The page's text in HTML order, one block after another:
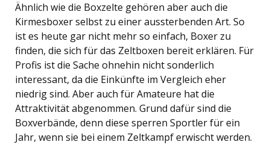
Ähnlich wie die Boxzelte gehören aber auch die
Kirmesboxer selbst zu einer aussterbenden Art. So
ist es heute gar nicht mehr so einfach, Boxer zu
finden, die sich für das Zeltboxen bereit erklären. Für
Profis ist die Sache ohnehin nicht sonderlich
interessant, da die Einkünfte im Vergleich eher
niedrig sind. Aber auch für Amateure hat die
Attraktivität abgenommen. Grund dafür sind die
Boxverbände, denn diese sperren Sportler für ein
Jahr, wenn sie bei einem Zeltkampf erwischt werden.